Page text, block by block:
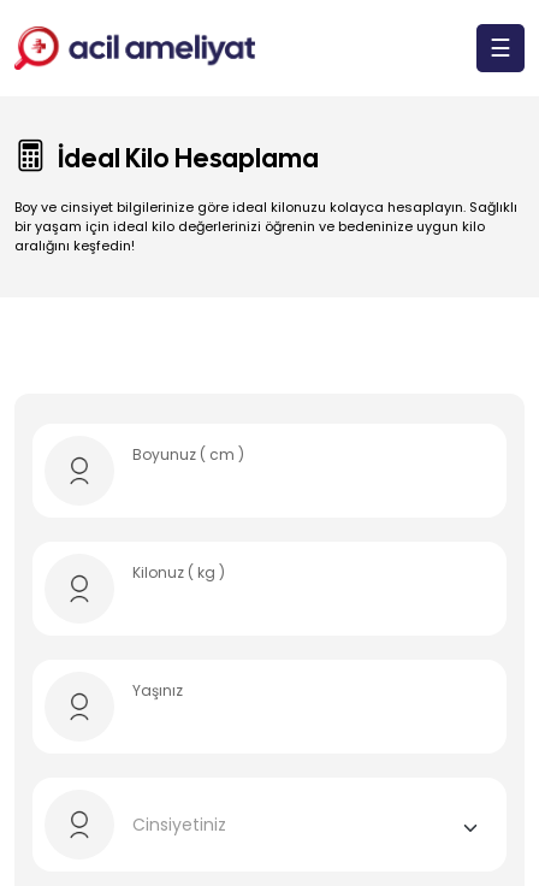
☰
İdeal Kilo Hesaplama
Boy ve cinsiyet bilgilerinize göre ideal kilonuzu kolayca hesaplayın. Sağlıklı
bir yaşam için ideal kilo değerlerinizi öğrenin ve bedeninize uygun kilo
aralığını keşfedin!
Boyunuz ( cm )
Kilonuz ( kg )
Yaşınız
Cinsiyetiniz